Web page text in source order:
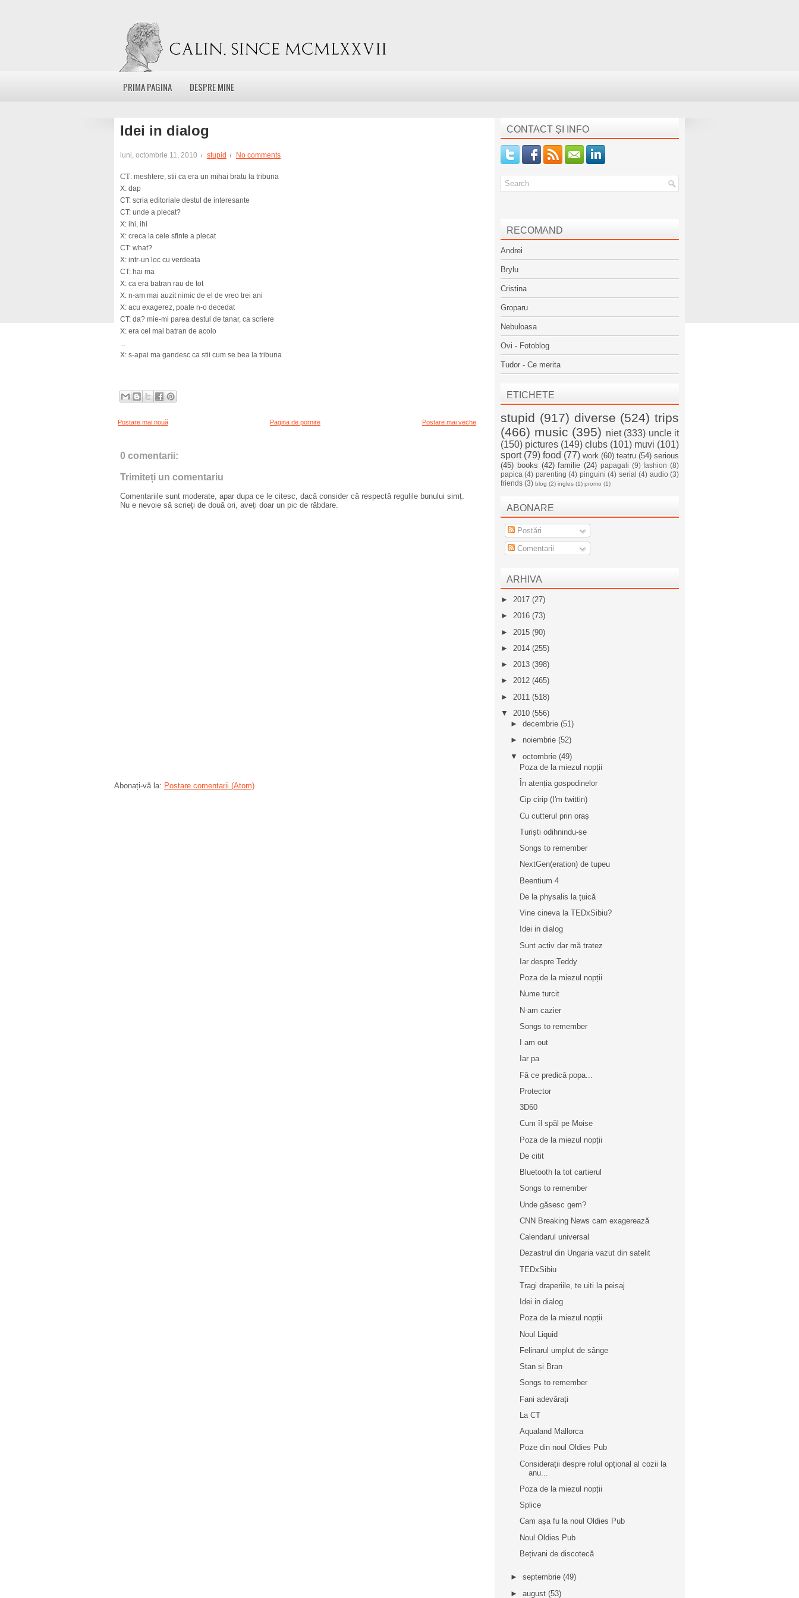
PRIMA PAGINA DESPRE MINE
Idei in dialog
luni, octombrie 11, 2010 stupid No comments
CT: meshtere, stii ca era un mihai bratu la tribuna
X: dap
CT: scria editoriale destul de interesante
CT: unde a plecat?
X: ihi, ihi
X: creca la cele sfinte a plecat
CT: what?
X: intr-un loc cu verdeata
CT: hai ma
X: ca era batran rau de tot
X: n-am mai auzit nimic de el de vreo trei ani
X: acu exagerez, poate n-o decedat
CT: da? mie-mi parea destul de tanar, ca scriere
X: era cel mai batran de acolo
...
X: s-apai ma gandesc ca stii cum se bea la tribuna
Postare mai nouă Postare mai veche
Pagina de pornire
0 comentarii:
Trimiteți un comentariu
Comentariile sunt moderate, apar dupa ce le citesc, dacă consider că respectă regulile bunului simț.
Nu e nevoie să scrieți de două ori, aveți doar un pic de răbdare.
Abonați-vă la: Postare comentarii (Atom)
CONTACT ȘI INFO
RECOMAND
Andrei
Brylu
Cristina
Groparu
Nebuloasa
Ovi - Fotoblog
Tudor - Ce merita
ETICHETE
stupid (917) diverse (524) trips
(466) music (395) niet (333) uncle it
(150) pictures (149) clubs (101) muvi (101)
sport (79) food (77) work (60) teatru (54) serious
(45) books (42) familie (24) papagali (9) fashion (8)
papica (4) parenting (4) pinguini (4) serial (4) audio (3)
friends (3) blog (2) ingles (1) promo (1)
ABONARE
Postări
Comentarii
ARHIVA
► 2017 (27)
► 2016 (73)
► 2015 (90)
► 2014 (255)
► 2013 (398)
► 2012 (465)
► 2011 (518)
▼ 2010 (556)
► decembrie (51)
► noiembrie (52)
▼ octombrie (49)
Poza de la miezul nopții
În atenția gospodinelor
Cip cirip (I'm twittin)
Cu cutterul prin oraș
Turiști odihnindu-se
Songs to remember
NextGen(eration) de tupeu
Beentium 4
De la physalis la țuică
Vine cineva la TEDxSibiu?
Idei in dialog
Sunt activ dar mă tratez
Iar despre Teddy
Poza de la miezul nopții
Nume turcit
N-am cazier
Songs to remember
I am out
Iar pa
Fă ce predică popa...
Protector
3D60
Cum îl spăl pe Moise
Poza de la miezul nopții
De citit
Bluetooth la tot cartierul
Songs to remember
Unde găsesc gem?
CNN Breaking News cam exagerează
Calendarul universal
Dezastrul din Ungaria vazut din satelit
TEDxSibiu
Tragi draperiile, te uiti la peisaj
Idei in dialog
Poza de la miezul nopții
Noul Liquid
Felinarul umplut de sânge
Stan și Bran
Songs to remember
Fani adevărați
La CT
Aqualand Mallorca
Poze din noul Oldies Pub
Considerații despre rolul opțional al cozii la
anu...
Poza de la miezul nopții
Splice
Cam așa fu la noul Oldies Pub
Noul Oldies Pub
Bețivani de discotecă
► septembrie (49)
► august (53)